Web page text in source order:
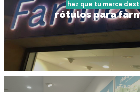
haz que tu marca
rótulos para